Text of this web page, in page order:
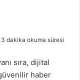
3 dakika okuma süresi
sıra, dijital
haber